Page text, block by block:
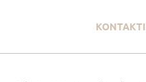
KONTAKTI